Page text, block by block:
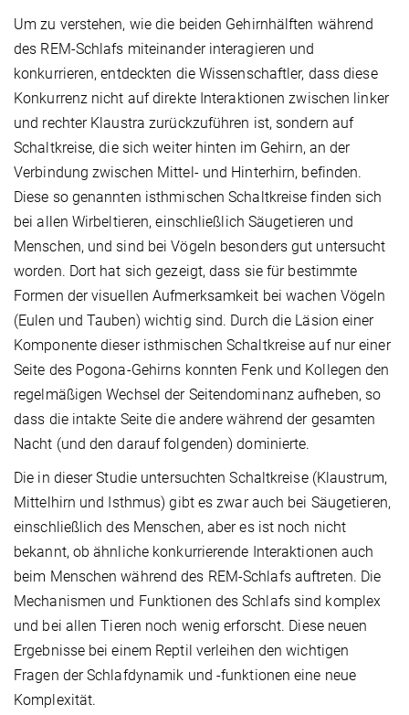
Um zu verstehen, wie die beiden Gehirnhälften während
des REM-Schlafs miteinander interagieren und
konkurrieren, entdeckten die Wissenschaftler, dass diese
Konkurrenz nicht auf direkte Interaktionen zwischen linker
und rechter Klaustra zurückzuführen ist, sondern auf
Schaltkreise, die sich weiter hinten im Gehirn, an der
Verbindung zwischen Mittel- und Hinterhirn, befinden.
Diese so genannten isthmischen Schaltkreise finden sich
bei allen Wirbeltieren, einschließlich Säugetieren und
Menschen, und sind bei Vögeln besonders gut untersucht
worden. Dort hat sich gezeigt, dass sie für bestimmte
Formen der visuellen Aufmerksamkeit bei wachen Vögeln
(Eulen und Tauben) wichtig sind. Durch die Läsion einer
Komponente dieser isthmischen Schaltkreise auf nur einer
Seite des Pogona-Gehirns konnten Fenk und Kollegen den
regelmäßigen Wechsel der Seitendominanz aufheben, so
dass die intakte Seite die andere während der gesamten
Nacht (und den darauf folgenden) dominierte.
Die in dieser Studie untersuchten Schaltkreise (Klaustrum,
Mittelhirn und Isthmus) gibt es zwar auch bei Säugetieren,
einschließlich des Menschen, aber es ist noch nicht
bekannt, ob ähnliche konkurrierende Interaktionen auch
beim Menschen während des REM-Schlafs auftreten. Die
Mechanismen und Funktionen des Schlafs sind komplex
und bei allen Tieren noch wenig erforscht. Diese neuen
Ergebnisse bei einem Reptil verleihen den wichtigen
Fragen der Schlafdynamik und -funktionen eine neue
Komplexität.